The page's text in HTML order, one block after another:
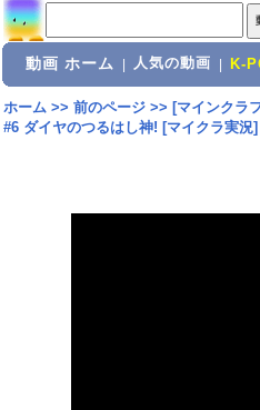
動画 ホーム 人気の動画 K-
ホーム>> 前のページ>> [マインクラ
#6 ダイヤのつるはし神! [マイクラ実況]